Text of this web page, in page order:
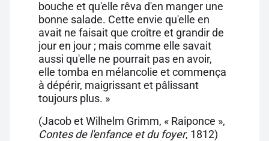
bouche et qu'elle rêva d'en manger une
bonne salade. Cette envie qu'elle en
avait ne faisait que croître et grandir de
jour en jour ; mais comme elle savait
aussi qu'elle ne pourrait pas en avoir,
elle tomba en mélancolie et commença
à dépérir, maigrissant et pâlissant
toujours plus. »
(Jacob et Wilhelm Grimm, « Raiponce »,
Contes de l'enfance et du foyer, 1812)